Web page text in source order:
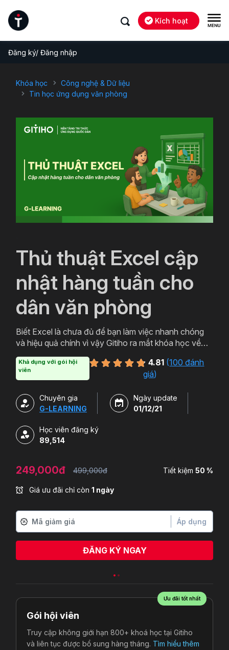
Kích hoạt
Đăng ký/ Đăng nhập
Khóa học
Công nghệ & Dữ liệu
Tin học ứng dụng văn phòng
Thủ thuật Excel cập
nhật hàng tuần cho
dân văn phòng
Biết Excel là chưa đủ để bạn làm việc nhanh chóng
và hiệu quả chính vì vậy Gitiho ra mắt khóa học về
văn phòng sẽ tự tin thao tác về những hàm, công cụ
trong Excel và ứng dụng để giải quyết công việc một
Khả dụng với gói hội
viên
4.81 (100 đánh
giá)
Chuyên gia
G-LEARNING
Ngày update
01/12/21
Học viên đăng ký
89,514
249,000đ 499,000đ Tiết kiệm 50 %
Giá ưu đãi chỉ còn 1 ngày
Áp dụng
ĐĂNG KÝ NGAY
Ưu đãi tốt nhất
Gói hội viên
Truy cập không giới hạn 800+ khoá học tại Gitiho
và liên tục được bổ sung hàng tháng. Tìm hiểu thêm